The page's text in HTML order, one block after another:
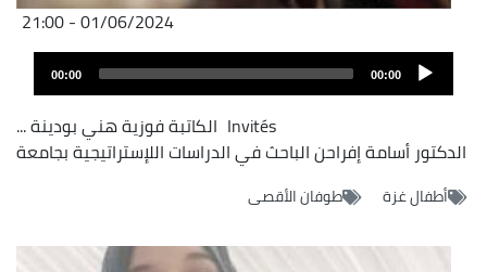
01/06/2024 - 21:00
00:00
00:00
Invités الكاتبة فوزية هني بودينة...
الدكتور أسامة إفراحن الباحث في الدراسات اللإستراتيجية بجامعة
أطفال غزة طوفان الأقصى